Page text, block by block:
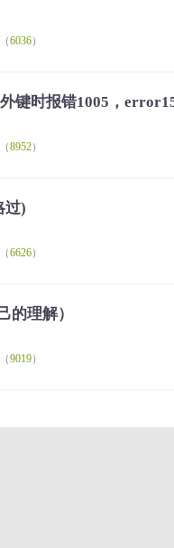
6036）
键时报错1005，
8952）
过)
6626）
的理解）
9019）